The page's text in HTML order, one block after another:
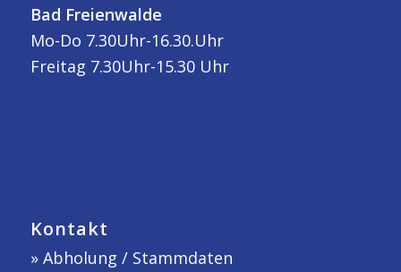
Bad Freienwalde
Mo-Do 7.30Uhr-16.30.Uhr
Freitag 7.30Uhr-15.30 Uhr
Kontakt
» Abholung / Stammdaten